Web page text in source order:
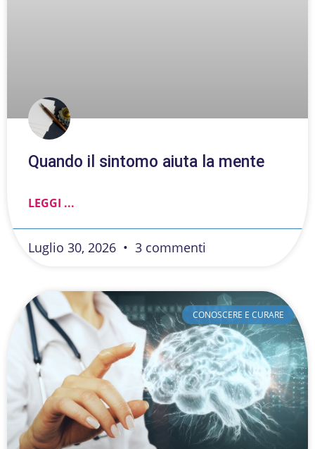
Quando il sintomo aiuta la mente
LEGGI ...
Luglio 30, 2026 3 commenti
CONOSCERE E CURARE